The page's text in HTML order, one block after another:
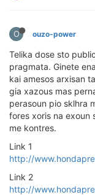
O ouzo-power
Telika dose sto
pragmata. Ginete
kai amesos arxisan
gia xazous mas
perasoun pio sklhra
fores xoris na exoun
me kontres.
Link 1
http://
Link 2
http://
ΣΥΓΚΡΙΤΙΚΕΣ
ΑΓΩΝΙΣΤΙΚΕΣ
ΔΟΚΙΜΕΣ
ΕΙΔΙΚΕΣ
ΟΔΟΙΠΟΡΙΚΑ
VIDEO
4TTV
ΝΕΑ ΜΟΝΤΕΛΑ
ΑΓΩΝΕΣ
CANDID CAMERA